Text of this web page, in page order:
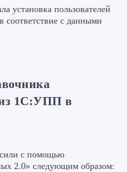
установка пользователей
с данными
из 1С:УПП в
с помощью
2.0» следующим образом: